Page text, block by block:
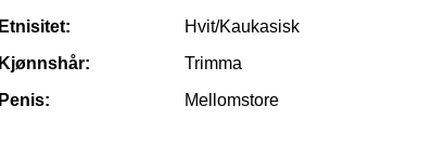
Etnisitet:
Hvit/Kaukasisk
Kjønnshår:
Trimma
Penis:
Mellomstore